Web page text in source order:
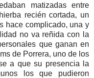
matizadas entre
recién cortada, un
hace complicado, una y
no va reñida con la
que ganan en
de Porrera, uno de los
a que su presencia la
los que pudieron